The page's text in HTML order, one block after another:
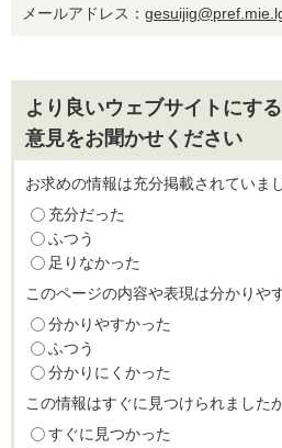
メールアドレス：
より良いウェブサイトにす
意見をお聞かせください
お求めの情報は充分掲載されていま
充分だった
ふつう
足りなかった
このページの内容や表現は分かりや
分かりやすかった
ふつう
分かりにくかった
この情報はすぐに見つけられました
すぐに見つかった